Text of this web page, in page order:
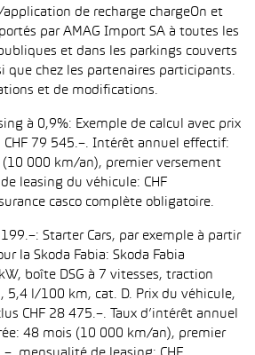
application de recharge chargeOn et
par AMAG Import SA à toutes les
et dans les parkings couverts
que chez les partenaires participants.
et de modifications.
à 0,9%: Exemple de calcul avec prix
CHF 79 545.–. Intérêt annuel effectif:
(10 000 km/an), premier versement
leasing du véhicule: CHF
casco complète obligatoire.
199.–: Starter Cars, par exemple à partir
la Skoda Fabia: Skoda Fabia
boîte DSG à 7 vitesses, traction
5,4 l/100 km, cat. D. Prix du véhicule,
CHF 28 475.–. Taux d’intérêt annuel
48 mois (10 000 km/an), premier